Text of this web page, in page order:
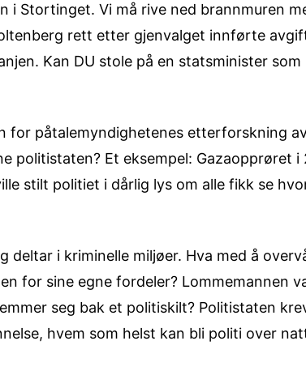
i Stortinget. Vi må rive ned brannmuren
rett etter gjenvalget innførte
Kan DU stole på en statsminister som
for påtalemyndighetenes etterforskning
politistaten? Et eksempel: Gazaopprøret i
stilt politiet i dårlig lys om alle fikk se
i kriminelle miljøer. Hva med å
for sine egne fordeler? Lommemannen
seg bak et politiskilt? Politistaten
hvem som helst kan bli politi over